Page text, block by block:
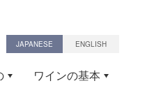
JAPANESE ENGLISH
ワインの基本